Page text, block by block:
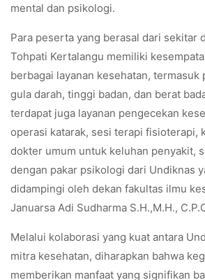
mental dan psikologi.
Para peserta yang berasal dari sekitar
Tohpati Kertalangu memiliki
berbagai layanan kesehatan, termasuk
gula darah, tinggi badan, dan berat
terdapat juga layanan pengecekan
operasi katarak, sesi terapi fisioterapi,
dokter umum untuk keluhan penyakit,
dengan pakar psikologi dari Undiknas
didampingi oleh dekan fakultas ilmu
Januarsa Adi Sudharma S.H.,M.H.,
Melalui kolaborasi yang kuat antara
mitra kesehatan, diharapkan bahwa
memberikan manfaat yang signifikan